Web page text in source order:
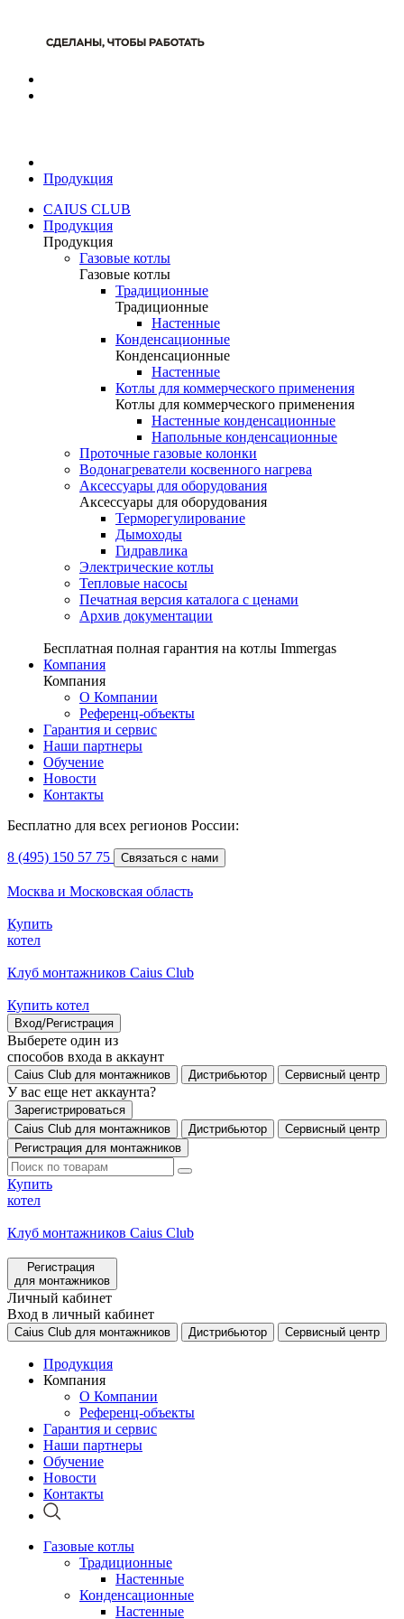
Продукция
CAIUS CLUB
Продукция
Продукция
Газовые котлы
Газовые котлы
Традиционные
Традиционные
Настенные
Конденсационные
Конденсационные
Настенные
Котлы для коммерческого применения
Котлы для коммерческого применения
Настенные конденсационные
Напольные конденсационные
Проточные газовые колонки
Водонагреватели косвенного нагрева
Аксессуары для оборудования
Аксессуары для оборудования
Терморегулирование
Дымоходы
Гидравлика
Электрические котлы
Тепловые насосы
Печатная версия каталога с ценами
Архив документации
Бесплатная полная гарантия на котлы Immergas
Компания
Компания
О Компании
Референц-объекты
Гарантия и сервис
Наши партнеры
Обучение
Новости
Контакты
Бесплатно для всех регионов России:
8 (495) 150 57 75 Связаться с нами
Москва и Московская область
Купить
котел
Клуб монтажников Caius Club
Купить котел
Вход/Регистрация
Выберете один из
способов входа в аккаунт
Caius Club для монтажников Дистрибьютор Сервисный центр
У вас еще нет аккаунта?
Зарегистрироваться
Caius Club для монтажников
Дистрибьютор
Сервисный центр
Регистрация для монтажников
Купить
котел
Клуб монтажников Caius Club
Регистрация
для монтажников
Личный кабинет
Вход в личный кабинет
Caius Club для монтажников Дистрибьютор Сервисный центр
Продукция
Компания
О Компании
Референц-объекты
Гарантия и сервис
Наши партнеры
Обучение
Новости
Контакты
Газовые котлы
Традиционные
Настенные
Конденсационные
Настенные